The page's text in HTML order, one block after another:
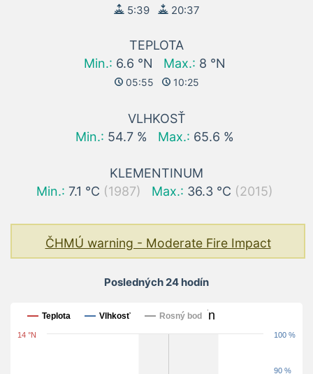
5:39 20:37
TEPLOTA
Min.: 6.6 °N Max.: 8 °N
05:55 10:25
VLHKOSŤ
Min.: 54.7 % Max.: 65.6 %
KLEMENTINUM
Min.: 7.1 °C (1987) Max.: 36.3 °C (2015)
ČHMÚ warning - Moderate Fire Impact
Posledných 24 hodín
Posledných 24 hodín
Teplota Vlhkosť Rosný bod
14 °N
90 %
100 %